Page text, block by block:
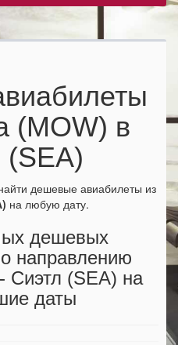
(MOW) в
(SEA)
дешевые авиабилеты из
на любую дату.
дешевых
направлению
Сиэтл (SEA) на
даты